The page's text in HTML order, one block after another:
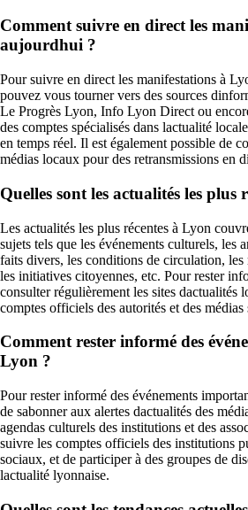
Comment suivre en direct les
aujourdhui ?
Pour suivre en direct les manifestations à
pouvez vous tourner vers des sources
Le Progrès Lyon, Info Lyon Direct ou
des comptes spécialisés dans lactualité
en temps réel. Il est également possible de
médias locaux pour des retransmissions en
Quelles sont les actualités les plus
Les actualités les plus récentes à Lyon
sujets tels que les événements culturels, les
faits divers, les conditions de circulation, les
les initiatives citoyennes, etc. Pour rester
consulter régulièrement les sites dactualités
comptes officiels des autorités et des
Comment rester informé des
Lyon ?
Pour rester informé des événements
de sabonner aux alertes dactualités des
agendas culturels des institutions et des
suivre les comptes officiels des institutions
sociaux, et de participer à des groupes de
lactualité lyonnaise.